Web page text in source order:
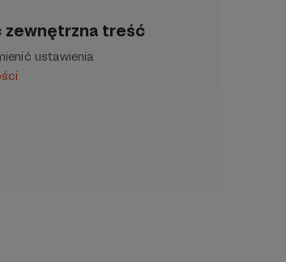
zewnętrzna treść
ustawienia